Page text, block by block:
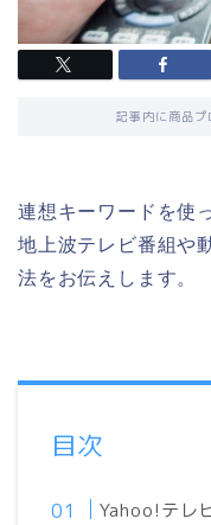
記事内に商品
連想キーワードを使
地上波テレビ番組や
法をお伝えします。
目次
Yahoo!テレ